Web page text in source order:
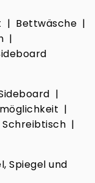
| Bettwäsche |
|
|
|
|
Spiegel und